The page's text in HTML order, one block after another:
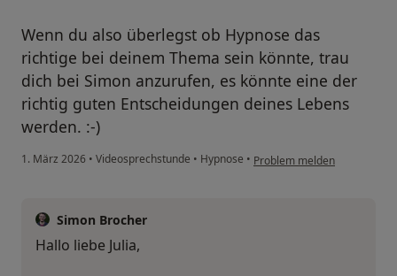
Wenn du also überlegst ob Hypnose das
richtige bei deinem Thema sein könnte, trau
dich bei Simon anzurufen, es könnte eine der
richtig guten Entscheidungen deines Lebens
werden. :-)
1. März 2026 • Videosprechstunde • Hypnose • Problem melden
Simon Brocher
Hallo liebe Julia,